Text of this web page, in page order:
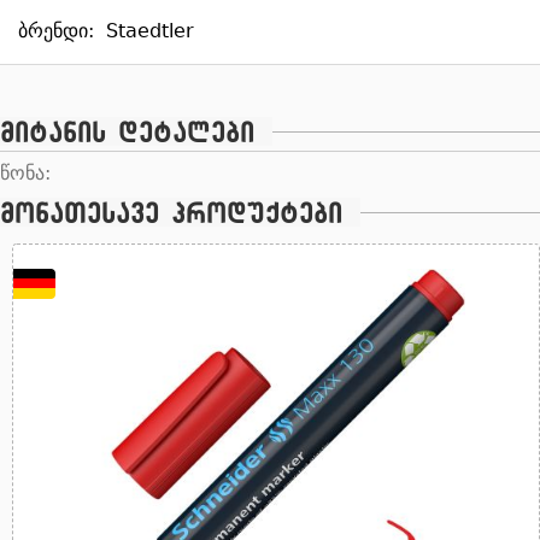
ბრენდი: Staedtler
მიტანის დეტალები
წონა:
მონათესავე პროდუქტები